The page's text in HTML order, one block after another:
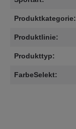
Produktkategorie:
Produktlinie:
Produkttyp:
FarbeSelekt: